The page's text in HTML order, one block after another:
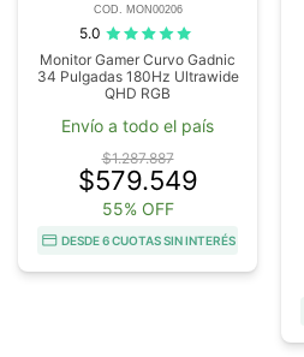
COD. MON00206
5.0
Monitor Gamer Curvo Gadnic
34 Pulgadas 180Hz Ultrawide
QHD RGB
Envío a todo el país
$1.287.887
$579.549
55% OFF
DESDE 6 CUOTAS SIN INTERÉS